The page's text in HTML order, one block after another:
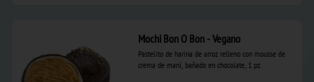
Mochi Bon O Bon - Vegano
Pastelito de harina de arroz relleno con mousse de
crema de maní, bañado en chocolate, 1 pz.